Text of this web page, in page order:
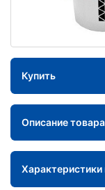
Купить
Описание товара